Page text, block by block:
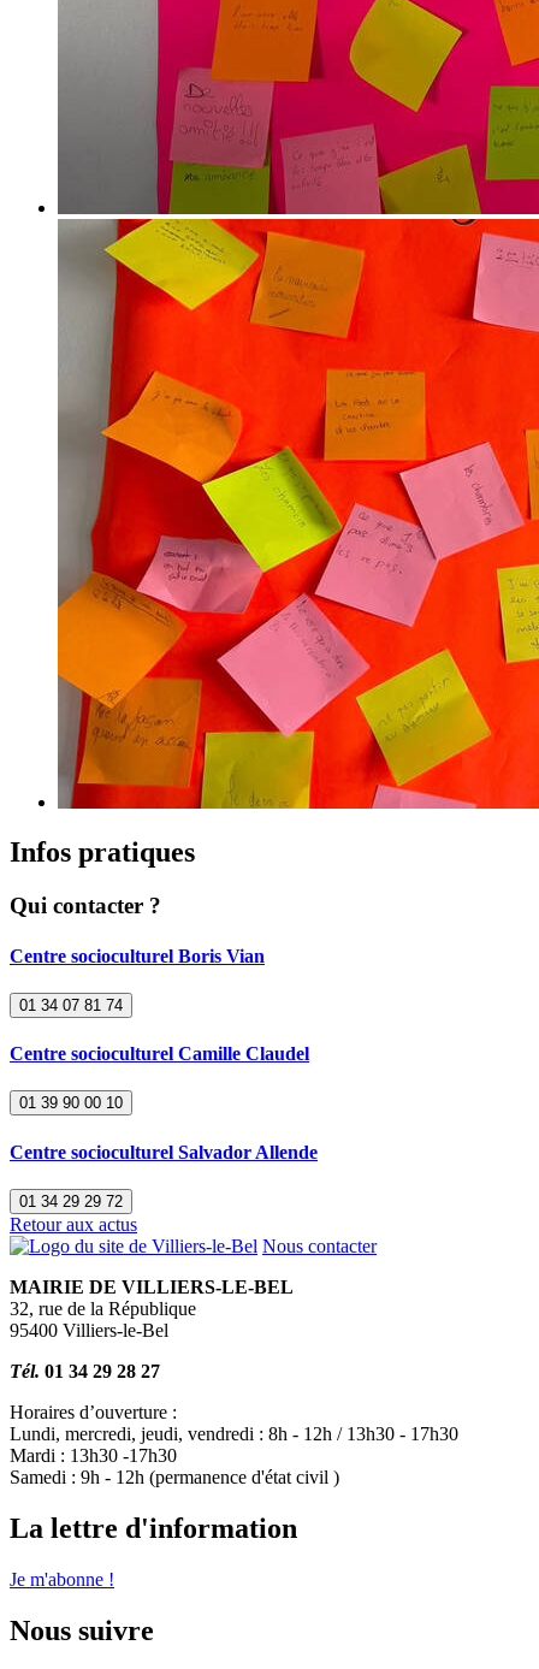
Infos pratiques
Qui contacter ?
Centre socioculturel Boris Vian
01 34 07 81 74
Centre socioculturel Camille Claudel
01 39 90 00 10
Centre socioculturel Salvador Allende
01 34 29 29 72
Retour aux actus
Nous contacter
MAIRIE DE VILLIERS-LE-BEL
32, rue de la République
95400 Villiers-le-Bel
Tél. 01 34 29 28 27
Horaires d’ouverture :
Lundi, mercredi, jeudi, vendredi : 8h - 12h / 13h30 - 17h30
Mardi : 13h30 -17h30
Samedi : 9h - 12h (permanence d'état civil )
La lettre d'information
Je m'abonne !
Nous suivre